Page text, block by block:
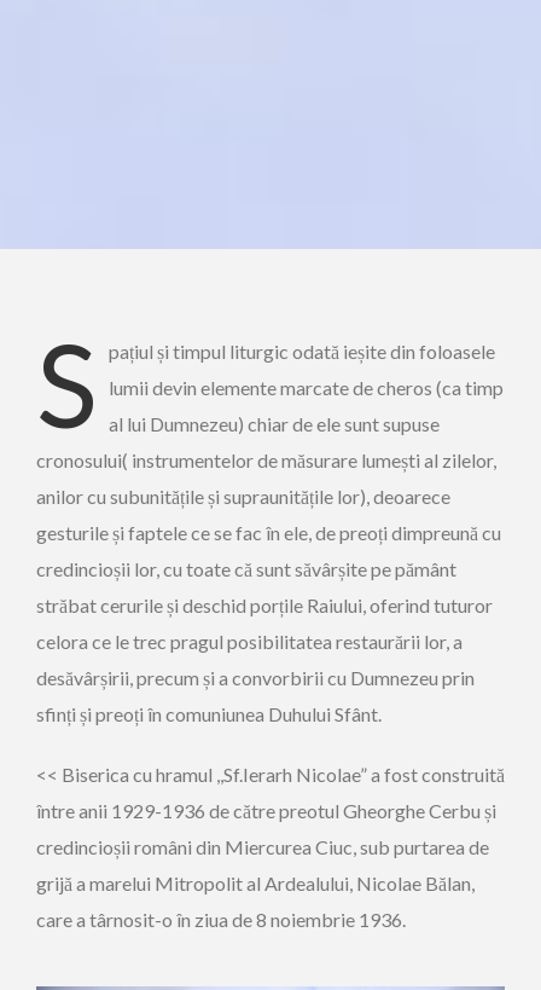
S
pațiul și timpul liturgic odată ieșite din foloasele
lumii devin elemente marcate de cheros (ca timp
al lui Dumnezeu) chiar de ele sunt supuse
cronosului( instrumentelor de măsurare lumești al zilelor,
anilor cu subunitățile și supraunitățile lor), deoarece
gesturile și faptele ce se fac în ele, de preoți dimpreună cu
credincioșii lor, cu toate că sunt săvârșite pe pământ
străbat cerurile și deschid porțile Raiului, oferind tuturor
celora ce le trec pragul posibilitatea restaurării lor, a
desăvârșirii, precum și a convorbirii cu Dumnezeu prin
sfinți și preoți în comuniunea Duhului Sfânt.
<< Biserica cu hramul ,,Sf.Ierarh Nicolae” a fost construită
între anii 1929-1936 de către preotul Gheorghe Cerbu și
credincioșii români din Miercurea Ciuc, sub purtarea de
grijă a marelui Mitropolit al Ardealului, Nicolae Bălan,
care a târnosit-o în ziua de 8 noiembrie 1936.